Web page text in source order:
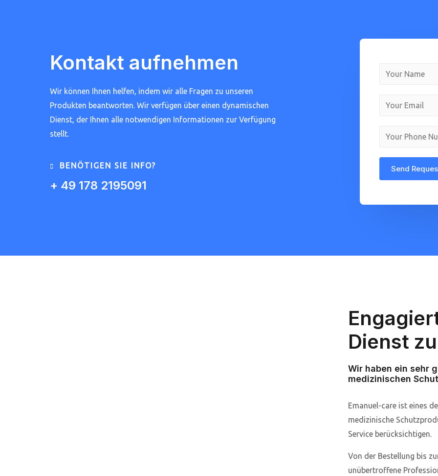
Kontakt aufnehmen
Wir können Ihnen helfen, indem wir alle Fragen zu unseren
Produkten beantworten. Wir verfügen über einen dynamischen
Dienst, der Ihnen alle notwendigen Informationen zur Verfügung
stellt.
BENÖTIGEN SIE INFO?
+ 49 178 2195091
Send
Dienst
Wir haben ein sehr
medizinischen
Emanuel-care ist eines
medizinische
Service berücksichtigen.
Von der Bestellung bis
unübertroffene